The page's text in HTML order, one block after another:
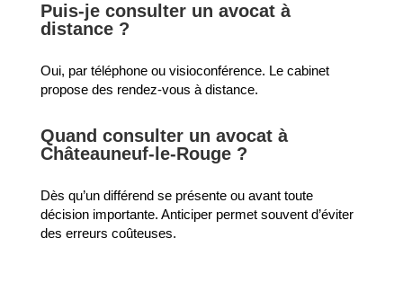
Puis-je consulter un avocat à
distance ?
Oui, par téléphone ou visioconférence. Le cabinet
propose des rendez-vous à distance.
Quand consulter un avocat à
Châteauneuf-le-Rouge ?
Dès qu’un différend se présente ou avant toute
décision importante. Anticiper permet souvent d’éviter
des erreurs coûteuses.